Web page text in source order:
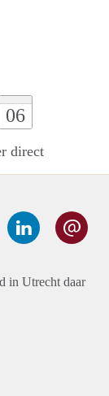
06
direct
in Utrecht daar